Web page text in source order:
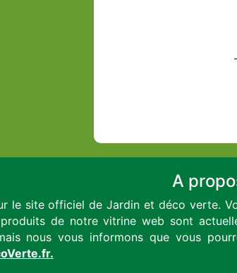
A
le site officiel de Jardin et déco verte.
produits de notre vitrine web sont
nous vous informons que vous